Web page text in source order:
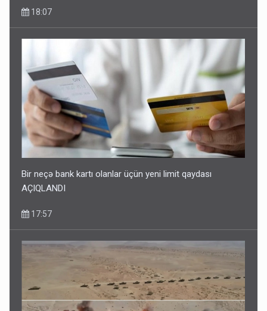
18:07
Bir neçə bank kartı olanlar üçün yeni limit qaydası
AÇIQLANDI
17:57